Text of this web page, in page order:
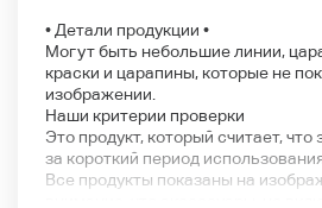
• Детали продукции •
Могут быть небольшие линии,
краски и царапины, которые не
изображении.
Наши критерии проверки
Это продукт, который считает,
за короткий период
Все продукты показаны на